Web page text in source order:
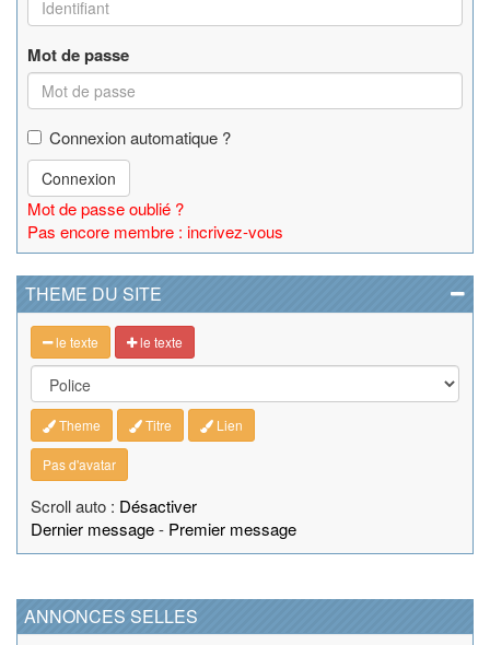
Mot de passe
Connexion automatique ?
Connexion
Mot de passe oublié ?
Pas encore membre : incrivez-vous
THEME DU SITE
le texte le texte
Theme Titre Lien
Pas d'avatar
Scroll auto : Désactiver
Dernier message- Premier message
ANNONCES SELLES